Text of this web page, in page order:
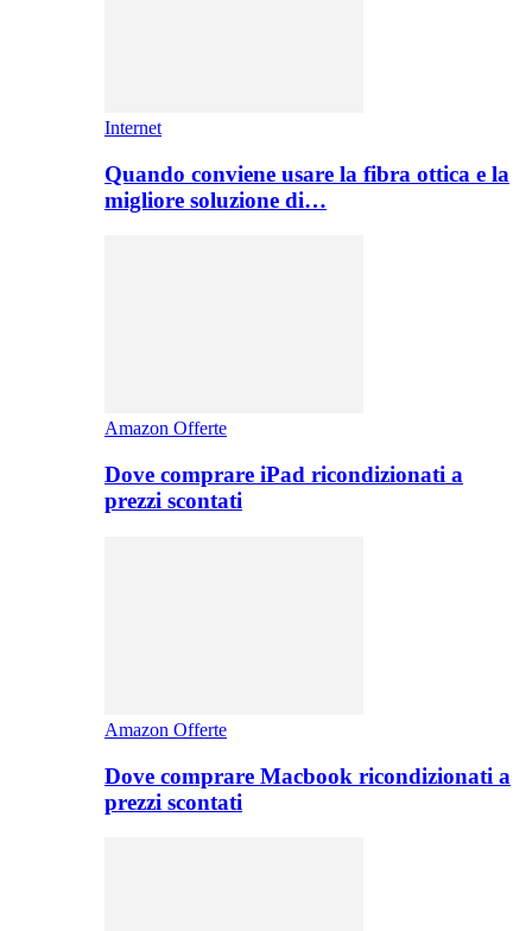
Internet
Quando conviene usare la fibra ottica e la
migliore soluzione di…
Amazon Offerte
Dove comprare iPad ricondizionati a
prezzi scontati
Amazon Offerte
Dove comprare Macbook ricondizionati a
prezzi scontati